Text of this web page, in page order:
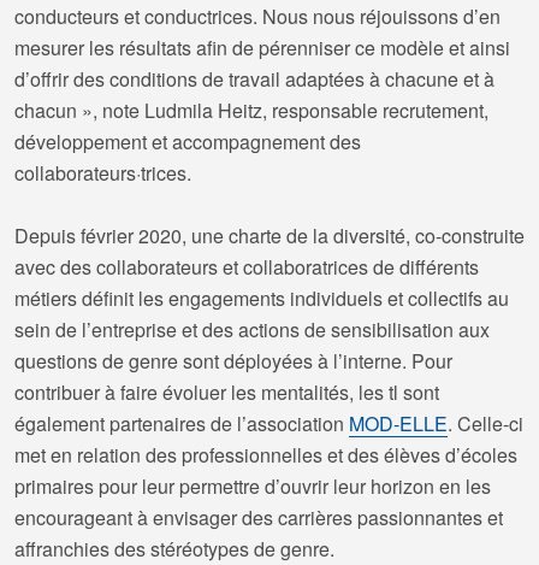
conducteurs et conductrices. Nous nous réjouissons d’en
mesurer les résultats afin de pérenniser ce modèle et ainsi
d’offrir des conditions de travail adaptées à chacune et à
chacun », note Ludmila Heitz, responsable recrutement,
développement et accompagnement des
collaborateurs·trices.
Depuis février 2020, une charte de la diversité, co-construite
avec des collaborateurs et collaboratrices de différents
métiers définit les engagements individuels et collectifs au
sein de l’entreprise et des actions de sensibilisation aux
questions de genre sont déployées à l’interne. Pour
contribuer à faire évoluer les mentalités, les tl sont
également partenaires de l’association MOD-ELLE. Celle-ci
met en relation des professionnelles et des élèves d’écoles
primaires pour leur permettre d’ouvrir leur horizon en les
encourageant à envisager des carrières passionnantes et
affranchies des stéréotypes de genre.